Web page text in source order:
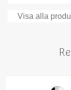
Visa alla